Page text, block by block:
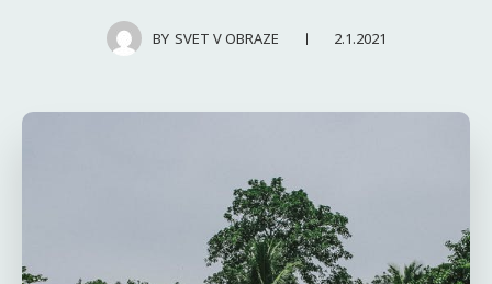
BY SVET V OBRAZE 2.1.2021